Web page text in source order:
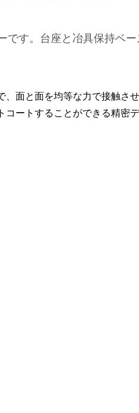
です。台座と冶具保持ベー
、面と面を均等な力で接触さ
コートすることができる精密